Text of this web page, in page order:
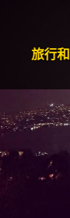
打油
旅行和美食
--